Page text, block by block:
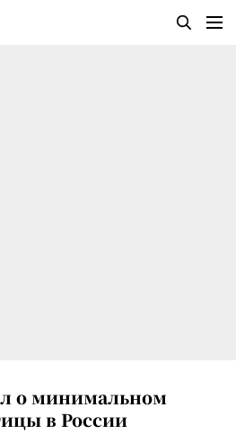
о минимальном
в России